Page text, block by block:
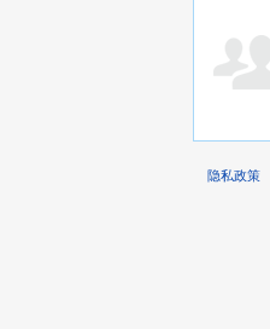
隐私政策